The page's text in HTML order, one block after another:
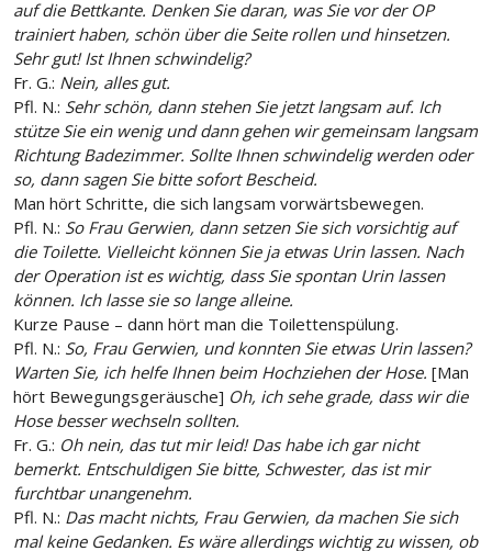
auf die Bettkante. Denken Sie daran, was Sie vor der OP
trainiert haben, schön über die Seite rollen und hinsetzen.
Sehr gut! Ist Ihnen schwindelig?
Fr. G.: Nein, alles gut.
Pfl. N.: Sehr schön, dann stehen Sie jetzt langsam auf. Ich
stütze Sie ein wenig und dann gehen wir gemeinsam langsam
Richtung Badezimmer. Sollte Ihnen schwindelig werden oder
so, dann sagen Sie bitte sofort Bescheid.
Man hört Schritte, die sich langsam vorwärtsbewegen.
Pfl. N.: So Frau Gerwien, dann setzen Sie sich vorsichtig auf
die Toilette. Vielleicht können Sie ja etwas Urin lassen. Nach
der Operation ist es wichtig, dass Sie spontan Urin lassen
können. Ich lasse sie so lange alleine.
Kurze Pause – dann hört man die Toilettenspülung.
Pfl. N.: So, Frau Gerwien, und konnten Sie etwas Urin lassen?
Warten Sie, ich helfe Ihnen beim Hochziehen der Hose. [Man
hört Bewegungsgeräusche] Oh, ich sehe grade, dass wir die
Hose besser wechseln sollten.
Fr. G.: Oh nein, das tut mir leid! Das habe ich gar nicht
bemerkt. Entschuldigen Sie bitte, Schwester, das ist mir
furchtbar unangenehm.
Pfl. N.: Das macht nichts, Frau Gerwien, da machen Sie sich
mal keine Gedanken. Es wäre allerdings wichtig zu wissen, ob